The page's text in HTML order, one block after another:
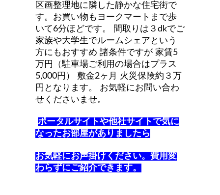
区画整理地に隣した静かな住宅街で
す。お買い物もヨークマートまで歩
いて6分ほどです。
間取りは３dkでご
家族や大学生でルームシェアという
方にもおすすめ 諸条件ですが 家賃5
万円（駐車場ご利用の場合はプラス
5,000円）
敷金2ヶ月
火災保険約３万
円となります。
お気軽にお問い合わ
せくださいませ。
ポータルサイトや他社サイトで気に
なったお部屋がありましたら
お気軽にお声掛けください。費用変
わらずにご紹介できます。